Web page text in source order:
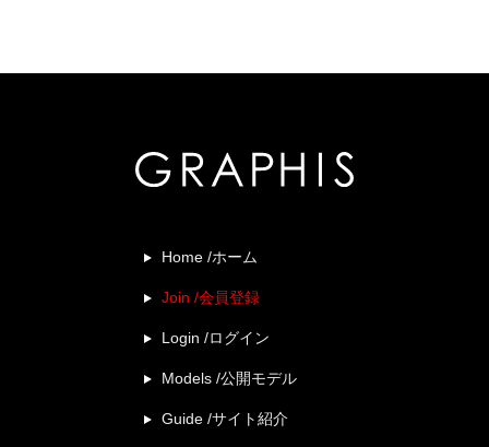
Home /ホーム
Join /会員登録
Login /ログイン
Models /公開モデル
Guide /サイト紹介